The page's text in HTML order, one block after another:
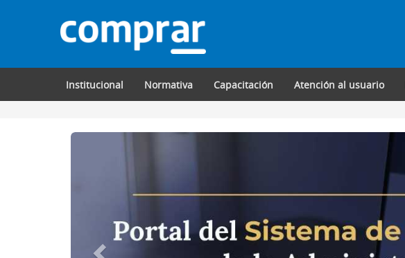
Institucional Normativa Capacitación Atención al usuario